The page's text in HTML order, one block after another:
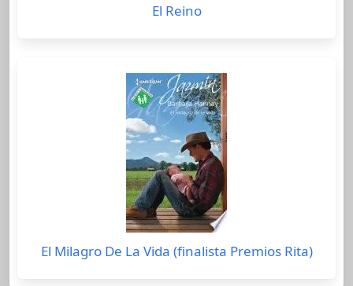
El Reino
El Milagro De La Vida (finalista Premios Rita)